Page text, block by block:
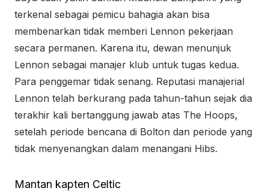
terkenal sebagai pemicu bahagia akan bisa
membenarkan tidak memberi Lennon pekerjaan
secara permanen. Karena itu, dewan menunjuk
Lennon sebagai manajer klub untuk tugas kedua.
Para penggemar tidak senang. Reputasi manajerial
Lennon telah berkurang pada tahun-tahun sejak dia
terakhir kali bertanggung jawab atas The Hoops,
setelah periode bencana di Bolton dan periode yang
tidak menyenangkan dalam menangani Hibs.
Mantan kapten Celtic